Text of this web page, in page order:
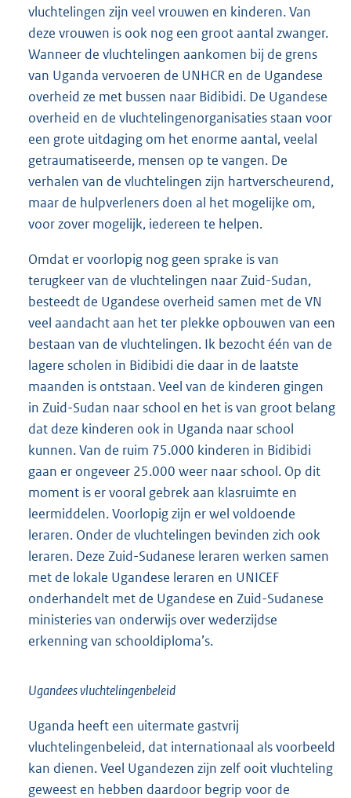
vluchtelingen zijn veel vrouwen en kinderen. Van
deze vrouwen is ook nog een groot aantal zwanger.
Wanneer de vluchtelingen aankomen bij de grens
van Uganda vervoeren de UNHCR en de Ugandese
overheid ze met bussen naar Bidibidi. De Ugandese
overheid en de vluchtelingenorganisaties staan voor
een grote uitdaging om het enorme aantal, veelal
getraumatiseerde, mensen op te vangen. De
verhalen van de vluchtelingen zijn hartverscheurend,
maar de hulpverleners doen al het mogelijke om,
voor zover mogelijk, iedereen te helpen.
Omdat er voorlopig nog geen sprake is van
terugkeer van de vluchtelingen naar Zuid-Sudan,
besteedt de Ugandese overheid samen met de VN
veel aandacht aan het ter plekke opbouwen van een
bestaan van de vluchtelingen. Ik bezocht één van de
lagere scholen in Bidibidi die daar in de laatste
maanden is ontstaan. Veel van de kinderen gingen
in Zuid-Sudan naar school en het is van groot belang
dat deze kinderen ook in Uganda naar school
kunnen. Van de ruim 75.000 kinderen in Bidibidi
gaan er ongeveer 25.000 weer naar school. Op dit
moment is er vooral gebrek aan klasruimte en
leermiddelen. Voorlopig zijn er wel voldoende
leraren. Onder de vluchtelingen bevinden zich ook
leraren. Deze Zuid-Sudanese leraren werken samen
met de lokale Ugandese leraren en UNICEF
onderhandelt met de Ugandese en Zuid-Sudanese
ministeries van onderwijs over wederzijdse
erkenning van schooldiploma’s.
Ugandees vluchtelingenbeleid
Uganda heeft een uitermate gastvrij
vluchtelingenbeleid, dat internationaal als voorbeeld
kan dienen. Veel Ugandezen zijn zelf ooit vluchteling
geweest en hebben daardoor begrip voor de